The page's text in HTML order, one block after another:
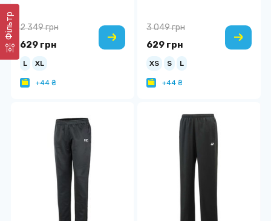
Фільтр
629 грн
2 349 грн
L XL
+44 ₴
629 грн
3 049 грн
XS S L
+44 ₴